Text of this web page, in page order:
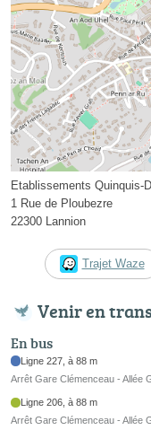
Etablissements Quinquis-
1 Rue de Ploubezre
22300 Lannion
Trajet Waze
Venir en
En bus
Ligne 227, à 88 m
Arrêt Gare Clémenceau - Allée
Ligne 206, à 88 m
Arrêt Gare Clémenceau - Allée